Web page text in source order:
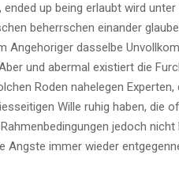
up being erlaubt wird
beherrschen einander
dasselbe
und abermal existiert die
Roden nahelegen
Wille ruhig haben, die
jedoch
Angste immer wieder